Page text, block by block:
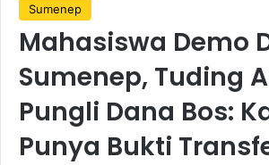
Sumenep
Mahasiswa Demo
Sumenep, Tuding
Pungli Dana Bos:
Punya Bukti